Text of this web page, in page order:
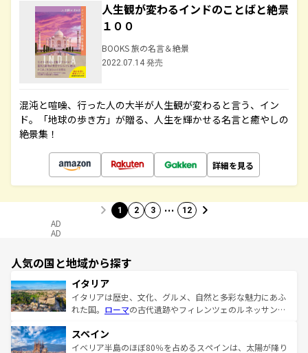
人生観が変わるインドのことばと絶景
１００
BOOKS 旅の名言＆絶景
2022.07.14 発売
混沌と喧噪、行った人の大半が人生観が変わると言う、イン
ド。「地球の歩き方」が贈る、人生を輝かせる名言と癒やしの
絶景集！
詳細を見る
1 2 3 … 12
AD
AD
人気の国と地域から探す
イタリア
イタリアは歴史、文化、グルメ、自然と多彩な魅力にあふ
れた国。 ローマの古代遺跡やフィレンツェのルネッサンス
ろん、トスカーナの美しい田園風景やアマルフィ海岸の絶
景など、自然景観も見逃せない。観光の合間には、本場の
スペイン
イベリア半島のほぼ80％を占めるスペインは、太陽が降り